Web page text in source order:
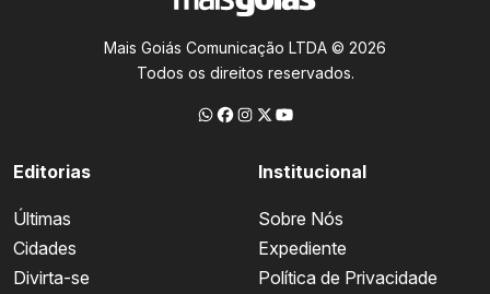
Mais Goiás Comunicação LTDA © 2026
Todos os direitos reservados.
Editorias
Últimas
Cidades
Divirta-se
Institucional
Sobre Nós
Expediente
Política de Privacidade